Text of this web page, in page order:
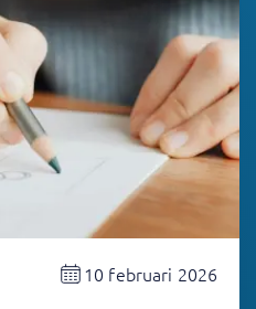
10 februari 2026